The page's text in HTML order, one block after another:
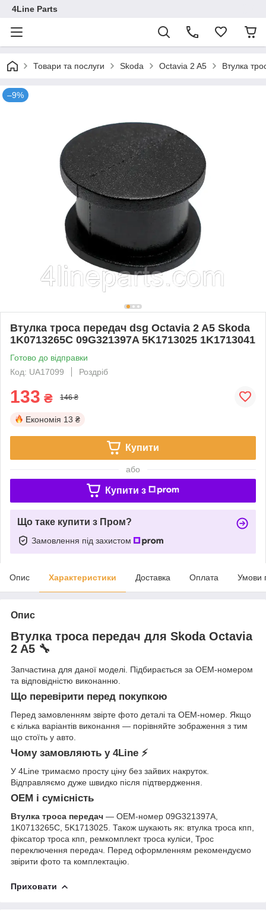
4Line Parts
Товари та послуги Skoda Octavia 2 A5 Втулка
–9%
Втулка троса передач dsg Octavia 2 A5 Skoda
1K0713265C 09G321397A 5K1713025 1K1713041
Готово до відправки
Код: UA17099
Роздріб
133 ₴ 146 ₴
Економія 13 ₴
Купити
або
Купити з
Що таке купити з Пром?
Замовлення під захистом
Опис Характеристики Доставка Оплата Умови
Опис
Втулка троса передач для Skoda Octavia
2 A5 🔧
Запчастина для даної моделі. Підбирається за OEM-номером
та відповідністю виконанню.
Що перевірити перед покупкою
Перед замовленням звірте фото деталі та OEM-номер. Якщо
є кілька варіантів виконання — порівняйте зображення з тим
що стоїть у авто.
Чому замовляють у 4Line ⚡
У 4Line тримаємо просту ціну без зайвих накруток.
Відправляємо дуже швидко після підтвердження.
OEM і сумісність
Втулка троса передач — OEM-номер 09G321397A,
1K0713265C, 5K1713025. Також шукають як: втулка троса кпп,
фіксатор троса кпп, ремкомплект троса куліси, Трос
переключення передач. Перед оформленням рекомендуємо
звірити фото та комплектацію.
Приховати